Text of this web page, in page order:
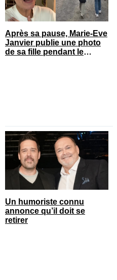
Après sa pause, Marie-Eve
Janvier publie une photo
de sa fille pendant le
Un humoriste connu
annonce qu’il doit se
retirer